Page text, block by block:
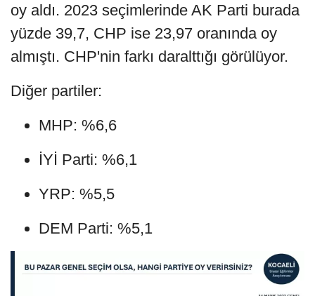
oy aldı. 2023 seçimlerinde AK Parti burada
yüzde 39,7, CHP ise 23,97 oranında oy
almıştı. CHP'nin farkı daralttığı görülüyor.
Diğer partiler:
MHP: %6,6
İYİ Parti: %6,1
YRP: %5,5
DEM Parti: %5,1